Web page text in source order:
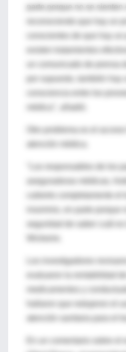
parte porque no se sienten
por supuesto, también hay
"Los responsables de los
aseguradoras médicas,
insomnio, en parte porque
seguridad de saber cuál
Los investigadores